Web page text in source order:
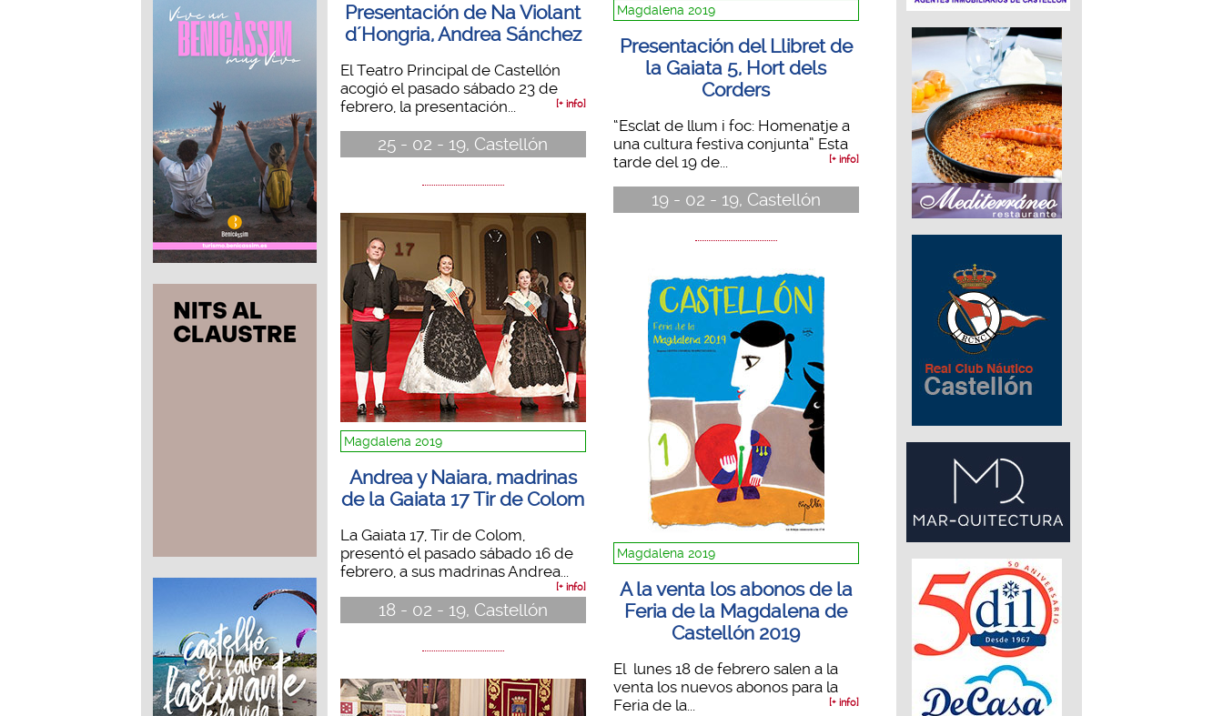
Presentación de Na Violant
d´Hongria, Andrea Sánchez
El Teatro Principal de Castellón
acogió el pasado sábado 23 de
febrero, la presentación...
[+ info]
25 - 02 - 19, Castellón
Magdalena 2019
Andrea y Naiara, madrinas
de la Gaiata 17 Tir de Colom
La Gaiata 17, Tir de Colom,
presentó el pasado sábado 16 de
febrero, a sus madrinas Andrea...
[+ info]
18 - 02 - 19, Castellón
Magdalena 2019
Presentación del Llibret de
la Gaiata 5, Hort dels
Corders
“Esclat de llum i foc: Homenatje a
una cultura festiva conjunta” Esta
tarde del 19 de...
[+ info]
19 - 02 - 19, Castellón
Magdalena 2019
A la venta los abonos de la
Feria de la Magdalena de
Castellón 2019
El lunes 18 de febrero salen a la
venta los nuevos abonos para la
Feria de la...
[+ info]